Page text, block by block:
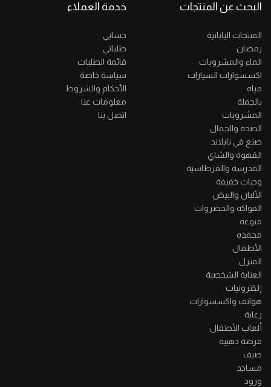
خدمة العملاء
حسابي
طلباتي
قائمة الطلبات
سياسة خاصة
الأحكام والشروط
معلومات عنا
اتصل بنا
البحث عن المنتجات
المنتجات اليابانية
رمضان
الماء والمشروبات
اكسسوارات السيارات
مياه
بالجملة
المشروبات
الصحة والجمال
صنع في تايلاند
القهوة والشاي
المدرسة والقرطاسية
وجبات خفيفة
الألبان والبيض
الفواكه والخضروات
منوعه
مجمده
الأطفال
المنزل
العناية الشخصية
إلكترونيات
هواتف واكسسوارات
رعاية
ألعاب الأطفال
فرصة ذهبية
صيف
مساجد
ورود